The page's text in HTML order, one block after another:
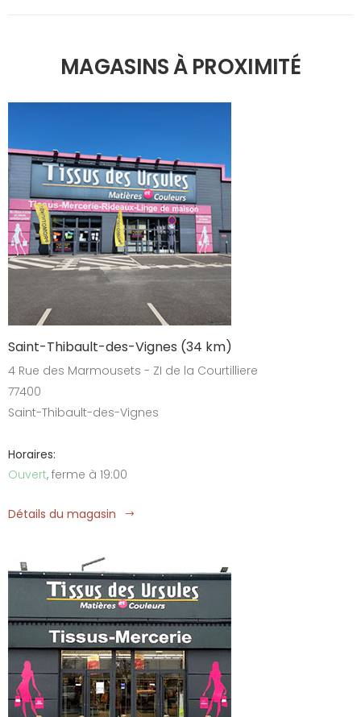
MAGASINS À PROXIMITÉ
Saint-Thibault-des-Vignes (34 km)
4 Rue des Marmousets - ZI de la Courtilliere
77400
Saint-Thibault-des-Vignes
Horaires:
Ouvert, ferme à 19:00
Détails du magasin